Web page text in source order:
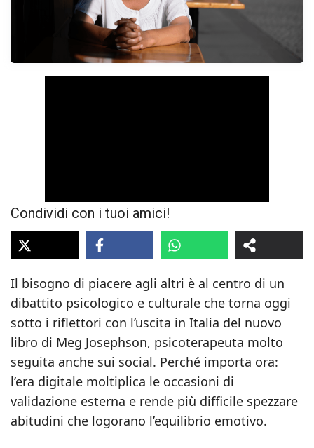
Condividi con i tuoi amici!
Il bisogno di piacere agli altri è al centro di un
dibattito psicologico e culturale che torna oggi
sotto i riflettori con l’uscita in Italia del nuovo
libro di Meg Josephson, psicoterapeuta molto
seguita anche sui social. Perché importa ora:
l’era digitale moltiplica le occasioni di
validazione esterna e rende più difficile spezzare
abitudini che logorano l’equilibrio emotivo.